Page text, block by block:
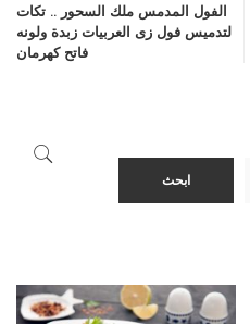
الفول المدمس ملك السحور .. تكات
لتدميس فول زى العربيات زبدة ولونه
فاتح كهرمان
ابحث